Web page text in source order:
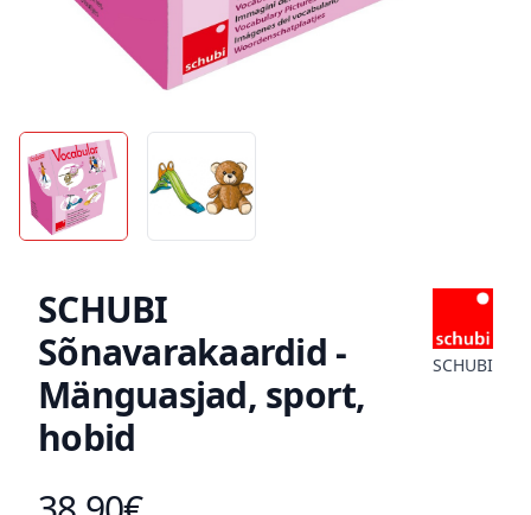
SCHUBI
Sõnavarakaardid -
Mänguasjad, sport,
hobid
SCHUBI
Toote hind